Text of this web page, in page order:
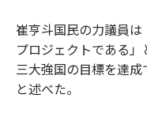
崔亨斗国民の力議員
プロジェクトである
三大強国の目標を達成
と述べた。